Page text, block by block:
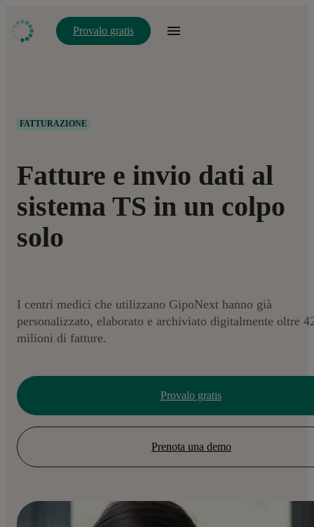
Provalo gratis
FATTURAZIONE
Fatture e invio dati al
sistema TS in un colpo
solo
I centri medici che utilizzano GipoNext hanno già
personalizzato, elaborato e archiviato digitalmente oltre
milioni di fatture.
Provalo gratis
Prenota una demo